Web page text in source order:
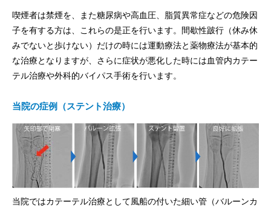
喫煙者は禁煙を、また糖尿病や高血圧、脂質異常症などの危険因
子を有する方は、これらの是正を行います。間歇性跛行（休み休
みでないと歩けない）だけの時には運動療法と薬物療法が基本的
な治療となりますが、さらに症状が悪化した時には血管内カテー
テル治療や外科的バイパス手術を行います。
当院の症例（ステント治療）
当院ではカテーテル治療として風船の付いた細い管（バルーンカ